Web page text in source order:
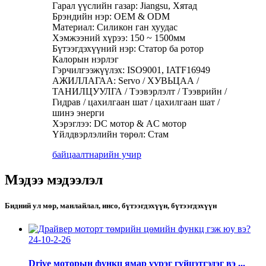
Гарал үүслийн газар: Jiangsu, Хятад
Брэндийн нэр: OEM & ODM
Материал: Силикон ган хуудас
Хэмжээний хүрээ: 150 ~ 1500мм
Бүтээгдэхүүний нэр: Статор ба ротор
Калорын нэрлэг
Гэрчилгээжүүлэх: ISO9001, IATF16949
АЖИЛЛАГАА: Servo / ХУВЬЦАА /
ТАНИЛЦУУЛГА / Тээвэрлэлт / Тээврийн /
Гидрав / цахилгаан шат / цахилгаан шат /
шинэ энерги
Хэрэглээ: DC мотор & AC мотор
Үйлдвэрлэлийн төрөл: Стам
байцаалтнарийн учир
Мэдээ мэдээлэл
Бидний ул мөр, манлайлал, инсо, бүтээгдэхүүн, бүтээгдэхүүн
24-10-2-26
Drive моторын функц ямар үүрэг гүйцэтгэдэг вэ ...